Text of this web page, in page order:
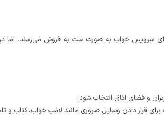
اجزای سرویس خواب به صورت ست به فروش می‌رسند، اما
و فضای اتاق انتخاب شود.
قرار دادن وسایل ضروری مانند لامپ خواب، کتاب و